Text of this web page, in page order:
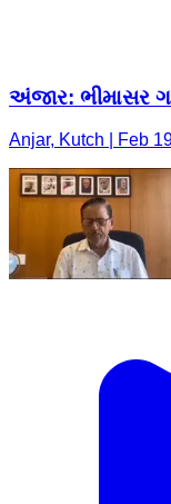
અંજાર: ભીમાસર
Anjar, Kutch | Feb